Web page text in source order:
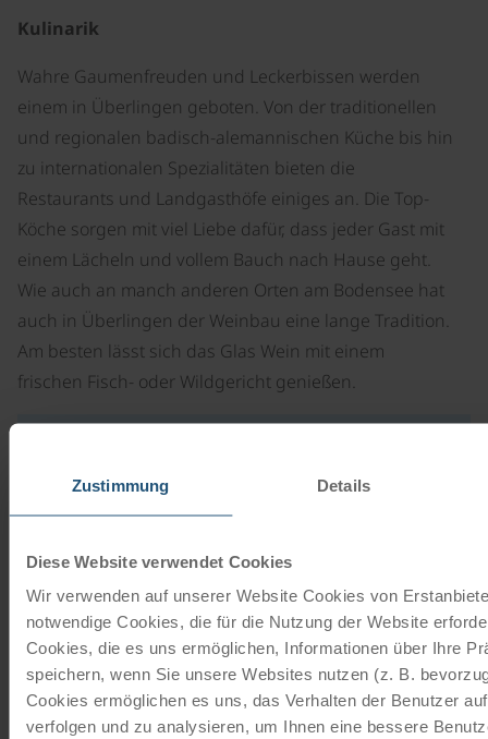
Zustimmung Details
Diese Website verwendet Cookies
Wir verwenden auf unserer Website Cookies von
notwendige Cookies, die für die Nutzung der Website
Cookies, die es uns ermöglichen, Informationen über Ihre
speichern, wenn Sie unsere Websites nutzen (z. B.
Cookies ermöglichen es uns, das Verhalten der Benutzer
verfolgen und zu analysieren, um Ihnen eine bessere
Kulinarik
Wahre Gaumenfreuden und Leckerbissen werden
einem in Überlingen geboten. Von der traditionellen
und regionalen badisch-alemannischen Küche bis hin
zu internationalen Spezialitäten bieten die
Restaurants und Landgasthöfe einiges an. Die Top-
Köche sorgen mit viel Liebe dafür, dass jeder Gast mit
einem Lächeln und vollem Bauch nach Hause geht.
Wie auch an manch anderen Orten am Bodensee hat
auch in Überlingen der Weinbau eine lange Tradition.
Am besten lässt sich das Glas Wein mit einem
frischen Fisch- oder Wildgericht genießen.
88662 Überlingen
Deutschland
E-Mail schreiben
Zur Webseite